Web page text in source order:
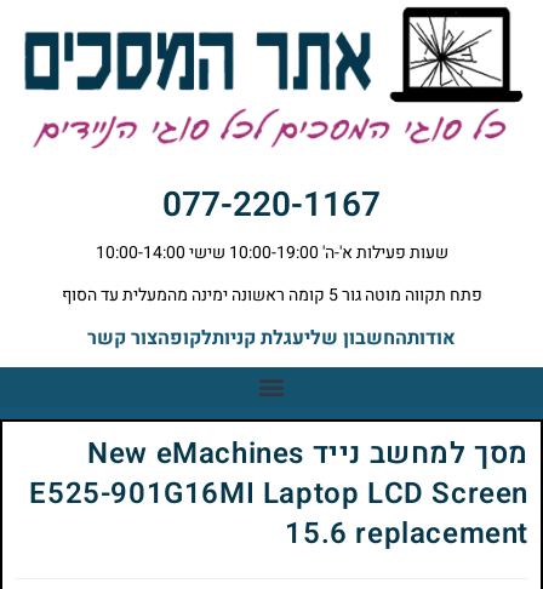
077-220-1167
שעות פעילות א'-ה' 10:00-19:00 שישי 10:00-14:00
פתח תקווה מוטה גור 5 קומה ראשונה ימינה מהמעלית עד הסוף
אודותהחשבון שליעגלת קניותלקופהצור קשר
מסך למחשב נייד New eMachines
E525-901G16MI Laptop LCD Screen
15.6 replacement